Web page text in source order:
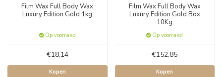
Film Wax Full Body Wax
Luxury Edition Gold 1kg
Op voorraad
€18,14
Kopen
Film Wax Full Body Wax
Luxury Edition Gold Box
10Kg
Op voorraad
€152,85
Kopen